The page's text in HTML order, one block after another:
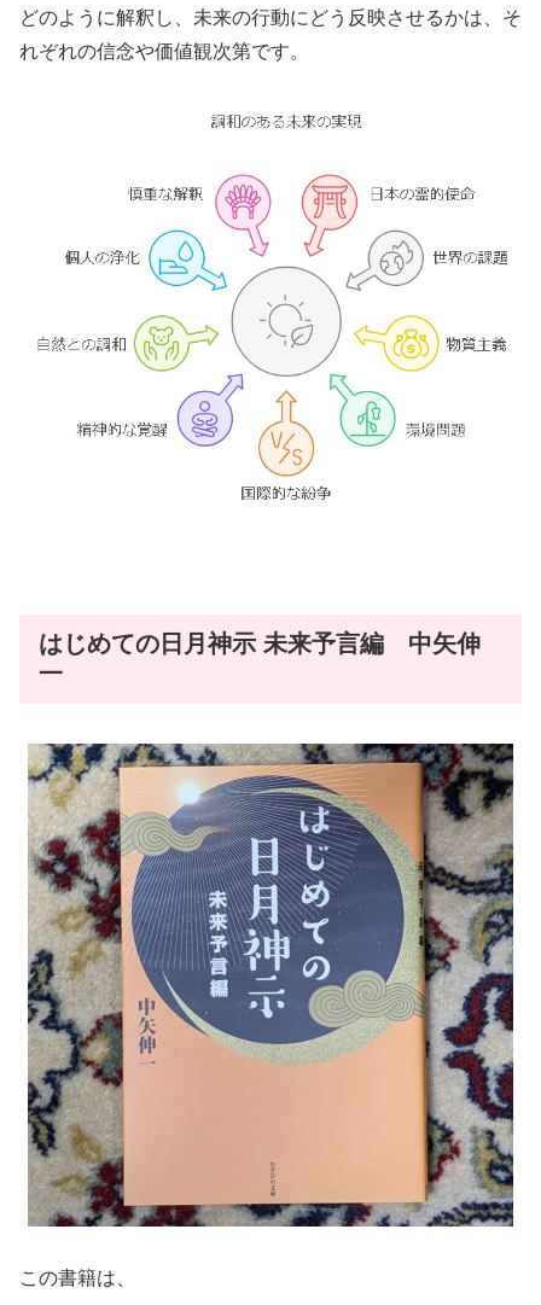
どのように解釈し、未来の行動にどう反映させるかは、そ
れぞれの信念や価値観次第です。
はじめての日月神示 未来予言編 中矢伸
一
この書籍は、